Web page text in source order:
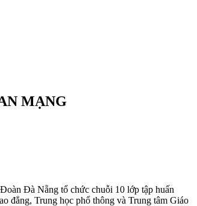
MẠNG
Đà Nẵng tổ chức chuỗi 10 lớp tập huấn
đẳng, Trung học phổ thông và Trung tâm Giáo